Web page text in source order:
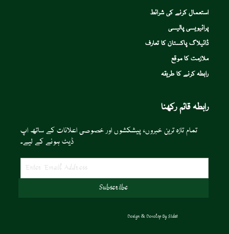
استعمال کرنے کی شرائط
پرائیویسی پالیسی
ڈائیلاگ پاکستان کا تعارف
ملازمت کا موقع
رابطہ کرنے کا طریقہ
رابطہ قائم رکھنا
تمام تازہ ترین خبروں، پیشکشوں اور خصوصی اعلانات کے ساتھ اپ
ڈیٹ ہونے کے لیے۔
Design & Develop By Sidat